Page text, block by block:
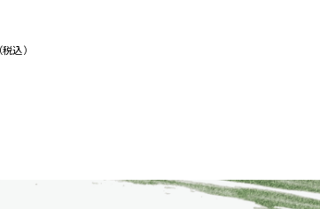
（税込）